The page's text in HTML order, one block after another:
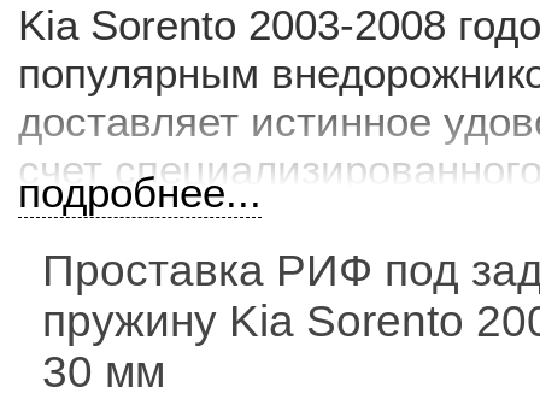
Kia Sorento 2003-2008
популярным
доставляет истинное
счет
можете приобрести в
ценам! Также мы
комплектующие для Kia
подробнее...
Проставка РИФ под
пружину Kia Sorento
30 мм